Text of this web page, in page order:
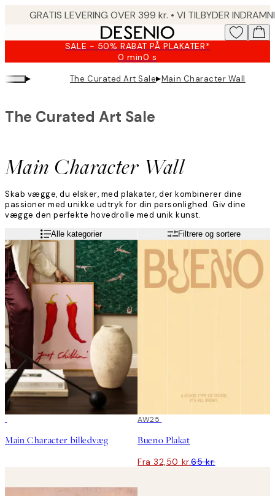
SALE - 50% RABAT PÅ PLAKATER*
0 min0 s
Gyldig
indtil:
2026-
▸ The Curated Art Sale▸Main Character Wall
Main Character Wall
The Curated Art Sale
Skab vægge, du elsker, med plakater, der kombinerer dine
passioner med unikke udtryk for din personlighed. Giv dine
vægge den perfekte hovedrolle med unik kunst.
Alle kategorier Filtrere og sortere
Main Character billedvæg
50%*
AW25
Bueno Plakat
Fra 32,50 kr.65 kr.